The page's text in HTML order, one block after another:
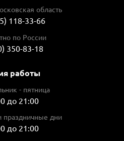
область
118-33-66
по России
350-83-18
работы
- пятница
до 21:00
дни
до 21:00